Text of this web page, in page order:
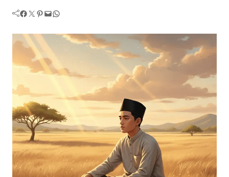
Facebook Twitter Pinterest Mail WhatsApp